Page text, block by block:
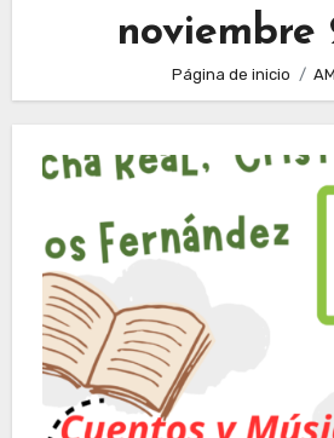
noviembre
Página de inicio AM